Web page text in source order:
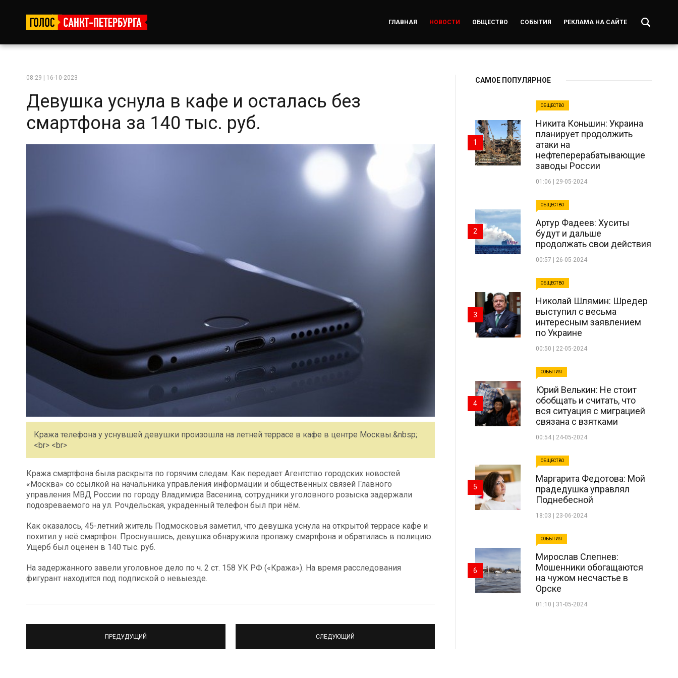
ГЛАВНАЯ НОВОСТИ ОБЩЕСТВО СОБЫТИЯ РЕКЛАМА НА САЙТЕ
08:29 | 16-10-2023
Девушка уснула в кафе и осталась без
смартфона за 140 тыс. руб.
Кража телефона у уснувшей девушки произошла на летней террасе в кафе в центре Москвы.&nbsp;
<br> <br>
Кража смартфона была раскрыта по горячим следам. Как передает Агентство городских новостей
«Москва» со ссылкой на начальника управления информации и общественных связей Главного
управления МВД России по городу Владимира Васенина, сотрудники уголовного розыска задержали
подозреваемого на ул. Рочдельская, украденный телефон был при нём.
Как оказалось, 45-летний житель Подмосковья заметил, что девушка уснула на открытой террасе кафе и
похитил у неё смартфон. Проснувшись, девушка обнаружила пропажу смартфона и обратилась в полицию.
Ущерб был оценен в 140 тыс. руб.
На задержанного завели уголовное дело по ч. 2 ст. 158 УК РФ («Кража»). На время расследования
фигурант находится под подпиской о невыезде.
ПРЕДУДУЩИЙ СЛЕДУЮЩИЙ
САМОЕ ПОПУЛЯРНОЕ
ОБЩЕСТВО
Никита Коньшин: Украина
планирует продолжить
атаки на
нефтеперерабатывающие
заводы России
01:06 | 29-05-2024
1
ОБЩЕСТВО
Артур Фадеев: Хуситы
будут и дальше
продолжать свои действия
00:57 | 26-05-2024
2
ОБЩЕСТВО
Николай Шлямин: Шредер
выступил с весьма
интересным заявлением
по Украине
00:50 | 22-05-2024
3
СОБЫТИЯ
Юрий Велькин: Не стоит
обобщать и считать, что
вся ситуация с миграцией
связана с взятками
00:54 | 24-05-2024
4
ОБЩЕСТВО
Маргарита Федотова: Мой
прадедушка управлял
Поднебесной
18:03 | 23-06-2024
5
СОБЫТИЯ
Мирослав Слепнев:
Мошенники обогащаются
на чужом несчастье в
Орске
01:10 | 31-05-2024
6